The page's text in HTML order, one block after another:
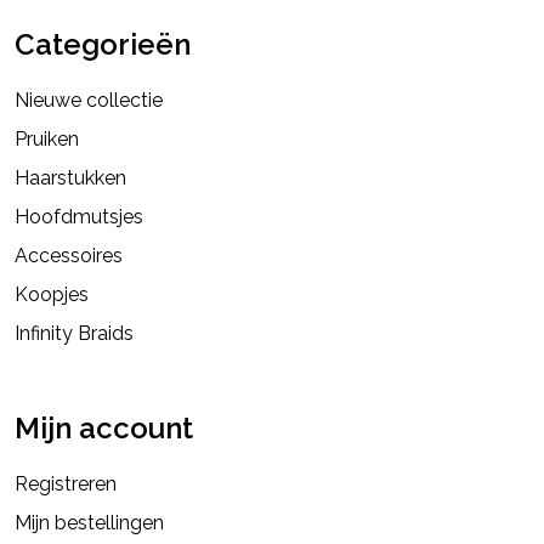
Categorieën
Nieuwe collectie
Pruiken
Haarstukken
Hoofdmutsjes
Accessoires
Koopjes
Infinity Braids
Mijn account
Registreren
Mijn bestellingen